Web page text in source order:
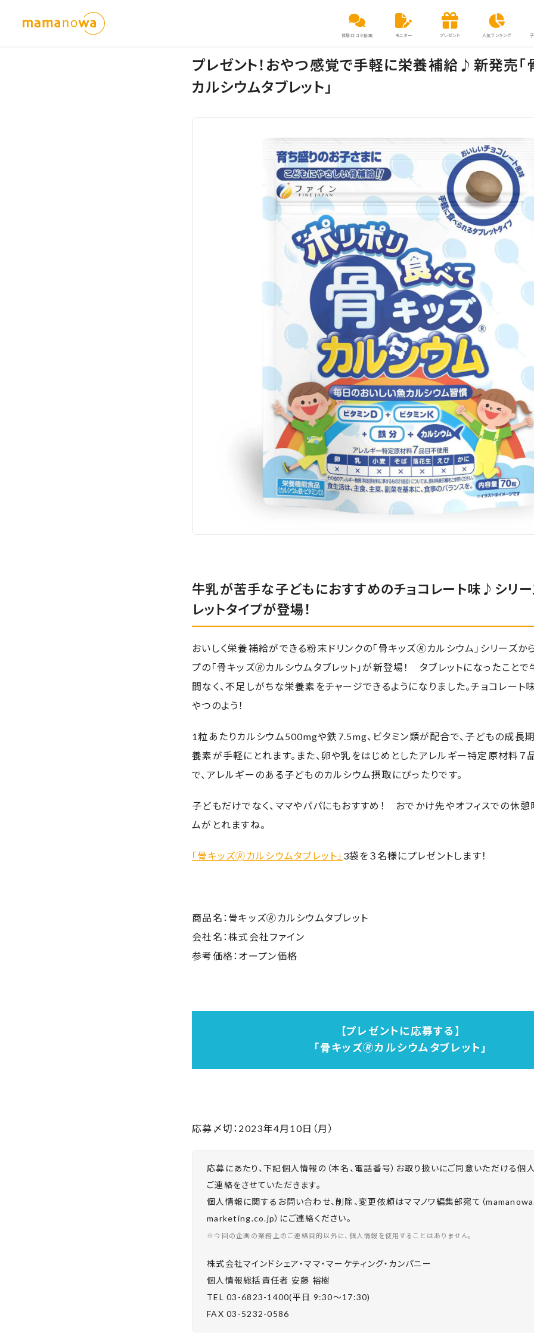
体験口コミ動画 モニター プレゼント 人気ランキング
プレゼント！おやつ感覚で手軽に栄養補給♪新発売
カルシウムタブレット」
牛乳が苦手な子どもにおすすめのチョコレート味♪シリ
レットタイプが登場！
おいしく栄養補給ができる粉末ドリンクの「骨キッズ🄬カルシウム」シリーズから
プの「骨キッズ🄬カルシウムタブレット」が新登場！ タブレットになったこと
間なく、不足しがちな栄養素をチャージできるようになりました。チョコレート
やつのよう！
1粒あたりカルシウム500mgや鉄7.5mg、ビタミン類が配合で、子どもの成長
養素が手軽にとれます。また、卵や乳をはじめとしたアレルギー特定原材料
で、アレルギーのある子どものカルシウム摂取にぴったりです。
子どもだけでなく、ママやパパにもおすすめ！ おでかけ先やオフィスでの休
ムがとれますね。
「骨キッズ🄬カルシウムタブレット」 3袋を３名様にプレゼントします！
商品名：骨キッズ🄬カルシウムタブレット
会社名：株式会社ファイン
参考価格：オープン価格
【プレゼントに応募する】
「骨キッズ🄬カルシウムタブレット」
応募〆切：2023年4月10日（月）
応募にあたり、下記個人情報の（本名、電話番号）お取り扱いにご同意いただける個
ご連絡をさせていただきます。
個人情報に関するお問い合わせ、削除、変更依頼はママノワ編集部宛て（
marketing.co.jp）にご連絡ください。
※今回の企画の業務上のご連絡目的以外に、個人情報を使用することはありません。
株式会社マインドシェア・ママ・マーケティング・カンパニー
個⼈情報総括責任者 安藤 裕樹
TEL 03-6823-1400(平⽇ 9:30〜17:30)
FAX 03-5232-0586